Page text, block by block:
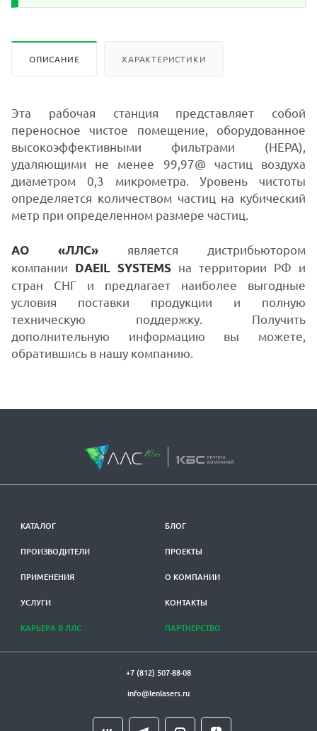
ОПИСАНИЕ ХАРАКТЕРИСТИКИ
Эта рабочая станция представляет собой
переносное чистое помещение, оборудованное
высокоэффективными фильтрами (HEPA),
удаляющими не менее 99,97@ частиц воздуха
диаметром 0,3 микрометра. Уровень чистоты
определяется количеством частиц на кубический
метр при определенном размере частиц.
АО «ЛЛС» является дистрибьютором
компании DAEIL SYSTEMS на территории РФ и
стран СНГ и предлагает наиболее выгодные
условия поставки продукции и полную
техническую поддержку. Получить
дополнительную информацию вы можете,
обратившись в нашу компанию.
КАТАЛОГ
ПРОИЗВОДИТЕЛИ
ПРИМЕНЕНИЯ
УСЛУГИ
КАРЬЕРА В ЛЛС
БЛОГ
ПРОЕКТЫ
О КОМПАНИИ
КОНТАКТЫ
ПАРТНЕРСТВО
+7 (812) 507-88-08
info@lenlasers.ru